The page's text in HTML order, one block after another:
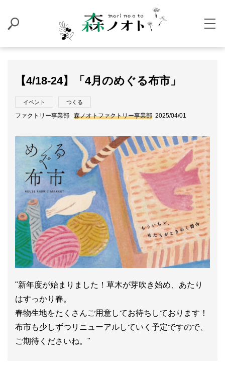
【4/18-24】「4月のめぐる布市」
イベント つくる
ファクトリー事業部 森ノオトファクトリー事業部 2025/04/01
"新年度が始まりました！草木が芽吹き始め、あたり
はすっかり春。
春物生地をたくさんご用意してお待ちしております！
布市も少しずつリニューアルしていく予定ですので、
ご期待くださいね。"